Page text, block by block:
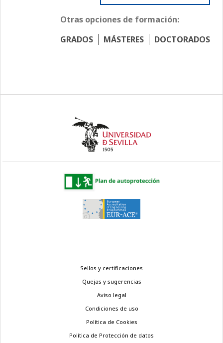
Otras opciones de formación:
GRADOS
MÁSTERES DOCTORADOS
Sellos y certificaciones
Quejas y sugerencias
Aviso legal
Condiciones de uso
Política de Cookies
Política de Protección de datos